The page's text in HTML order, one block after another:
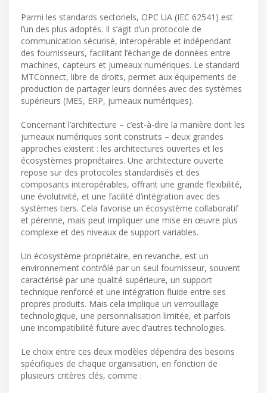
Parmi les standards sectoriels, OPC UA (IEC 62541) est
l’un des plus adoptés. Il s’agit d’un protocole de
communication sécurisé, interopérable et indépendant
des fournisseurs, facilitant l’échange de données entre
machines, capteurs et jumeaux numériques. Le standard
MTConnect, libre de droits, permet aux équipements de
production de partager leurs données avec des systèmes
supérieurs (MES, ERP, jumeaux numériques).
Concernant l’architecture – c’est-à-dire la manière dont les
jumeaux numériques sont construits – deux grandes
approches existent : les architectures ouvertes et les
écosystèmes propriétaires. Une architecture ouverte
repose sur des protocoles standardisés et des
composants interopérables, offrant une grande flexibilité,
une évolutivité, et une facilité d’intégration avec des
systèmes tiers. Cela favorise un écosystème collaboratif
et pérenne, mais peut impliquer une mise en œuvre plus
complexe et des niveaux de support variables.
Un écosystème propriétaire, en revanche, est un
environnement contrôlé par un seul fournisseur, souvent
caractérisé par une qualité supérieure, un support
technique renforcé et une intégration fluide entre ses
propres produits. Mais cela implique un verrouillage
technologique, une personnalisation limitée, et parfois
une incompatibilité future avec d’autres technologies.
Le choix entre ces deux modèles dépendra des besoins
spécifiques de chaque organisation, en fonction de
plusieurs critères clés, comme :